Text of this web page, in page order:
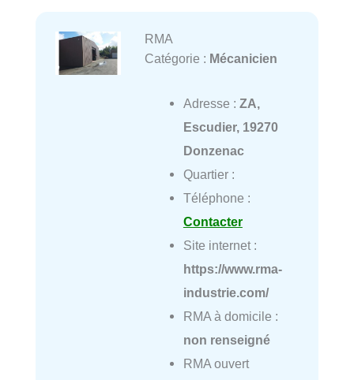
RMA
Catégorie : Mécanicien
Adresse : ZA,
Escudier, 19270
Donzenac
Quartier :
Téléphone :
Contacter
Site internet :
https://www.rma-
industrie.com/
RMA à domicile :
non renseigné
RMA ouvert